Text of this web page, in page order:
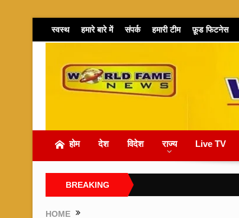
स्वस्थ हमारे बारे में संपर्क हमारी टीम फ़ूड फिटनेस
होम देश विदेश राज्य Live TV
BREAKING
NEWS
HOME